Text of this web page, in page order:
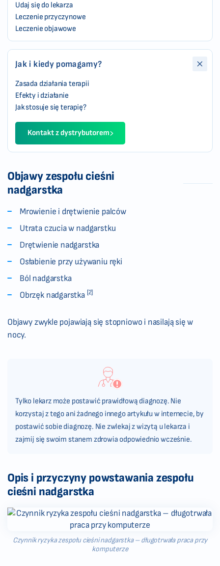
Udaj się do lekarza
Leczenie przyczynowe
Leczenie objawowe
Jak i kiedy pomagamy?
Zasada działania terapii
Efekty i działanie
Jak stosuje się terapię?
Kontakt z dystrybutorem
Objawy zespołu cieśni
nadgarstka
Mrowienie i drętwienie palców
Utrata czucia w nadgarstku
Drętwienie nadgarstka
Osłabienie przy używaniu ręki
Ból nadgarstka
Obrzęk nadgarstka [2]
Objawy zwykle pojawiają się stopniowo i nasilają się w
nocy.
Tylko lekarz może postawić prawidłową diagnozę. Nie
korzystaj z tego ani żadnego innego artykułu w internecie, by
postawić sobie diagnozę. Nie zwlekaj z wizytą u lekarza i
zajmij się swoim stanem zdrowia odpowiednio wcześnie.
Opis i przyczyny powstawania zespołu
cieśni nadgarstka
Czynnik ryzyka zespołu cieśni nadgarstka – długotrwała praca przy
komputerze